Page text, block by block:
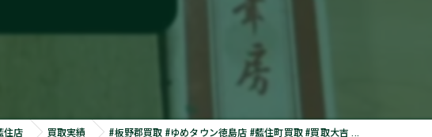
住店 買取実績 #板野郡買取 #ゆめタウン徳島店 #藍住町買取 #買取大吉 ...